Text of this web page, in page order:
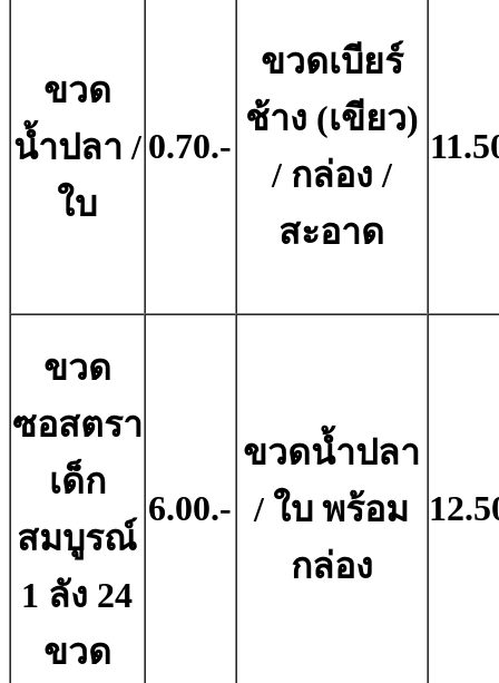
ขวด
น้ำปลา /
ใบ
0.70.-
ขวดเบียร์
ช้าง (เขียว)
/ กล่อง /
สะอาด
ขวด
ซอสตรา
เด็ก
สมบูรณ์
1 ลัง 24
ขวด
6.00.-
ขวดน้ำปลา
/ ใบ พร้อม
กล่อง